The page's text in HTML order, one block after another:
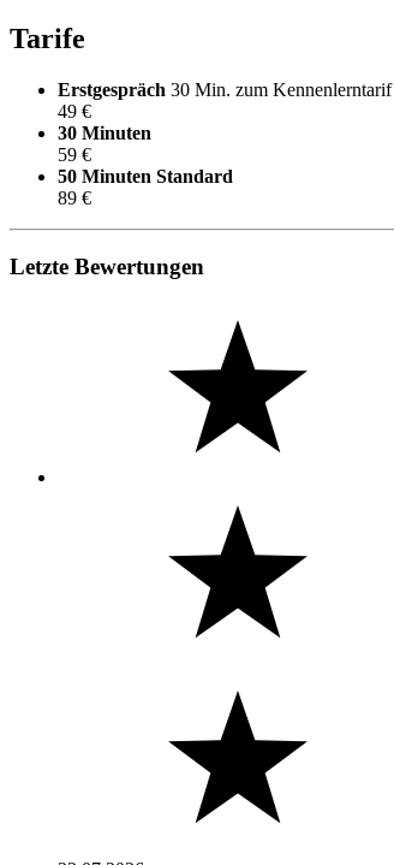
Tarife
Erstgespräch 30 Min. zum Kennenlerntarif
49 €
30 Minuten
59 €
50 Minuten Standard
89 €
Letzte Bewertungen